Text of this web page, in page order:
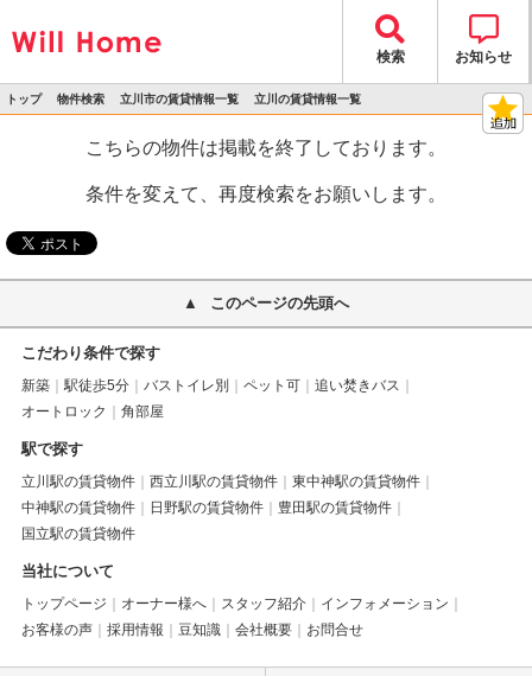
検索 お知らせ
トップ 物件検索 立川市の賃貸情報一覧 立川の賃貸情報一覧
こちらの物件は掲載を終了しております。
条件を変えて、再度検索をお願いします。
このページの先頭へ
こだわり条件で探す
新築 駅徒歩5分 バストイレ別 ペット可
追い焚きバス
オートロック
角部屋
駅で探す
立川駅の賃貸物件 西立川駅の賃貸物件
東中神駅の賃貸物件
中神駅の賃貸物件
日野駅の賃貸物件
豊田駅の賃貸物件
国立駅の賃貸物件
当社について
トップページ オーナー様へ スタッフ紹介
インフォメーション
お客様の声
採用情報 豆知識 会社概要 お問合せ